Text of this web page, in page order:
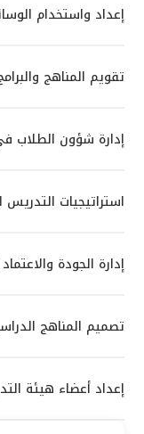
إعداد واستخدام
تقويم المناهج
إدارة شؤون الطلاب
استراتيجيات التدريس
إدارة الجودة
تصميم المناهج
إعداد أعضاء هيئة